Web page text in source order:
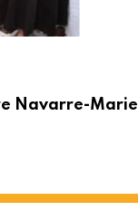
Navarre-Marie